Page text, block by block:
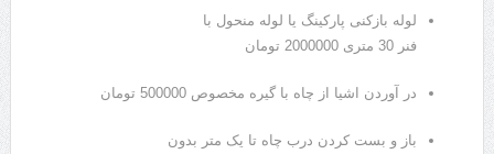
لوله بازکنی پارکینگ یا لوله منحول با
فنر 30 متری 2000000 تومان
در آوردن اشیا از چاه با گیره مخصوص 500000 تومان
باز و بست کردن درب چاه تا یک متر بدون